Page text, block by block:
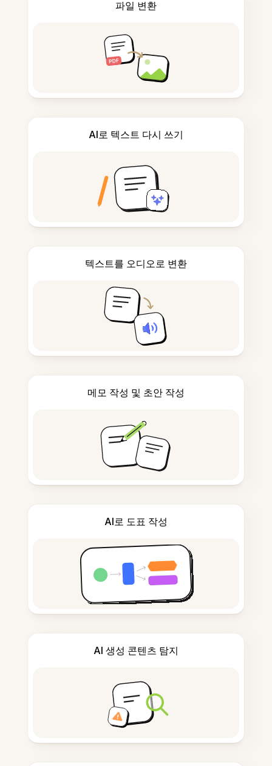
파일 변환
AI로 텍스트 다시 쓰기
텍스트를 오디오로 변환
메모 작성 및 초안 작성
AI로 도표 작성
AI 생성 콘텐츠 탐지